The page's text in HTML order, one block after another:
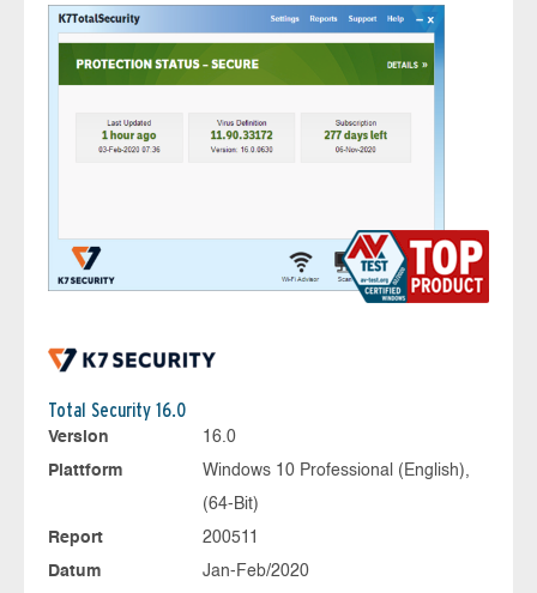
Total Security 16.0
Version
16.0
Plattform
Windows 10 Professional (English),
(64-Bit)
Report
200511
Datum
Jan-Feb/2020